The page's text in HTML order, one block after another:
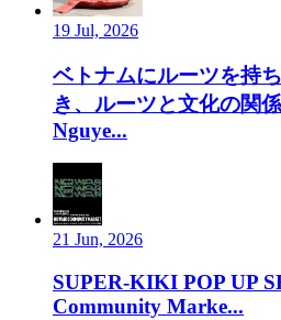
19 Jul, 2026
ベトナムにルーツを持
き、ルーツと文化の関
Nguye...
21 Jun, 2026
SUPER-KIKI POP UP
Community Marke...